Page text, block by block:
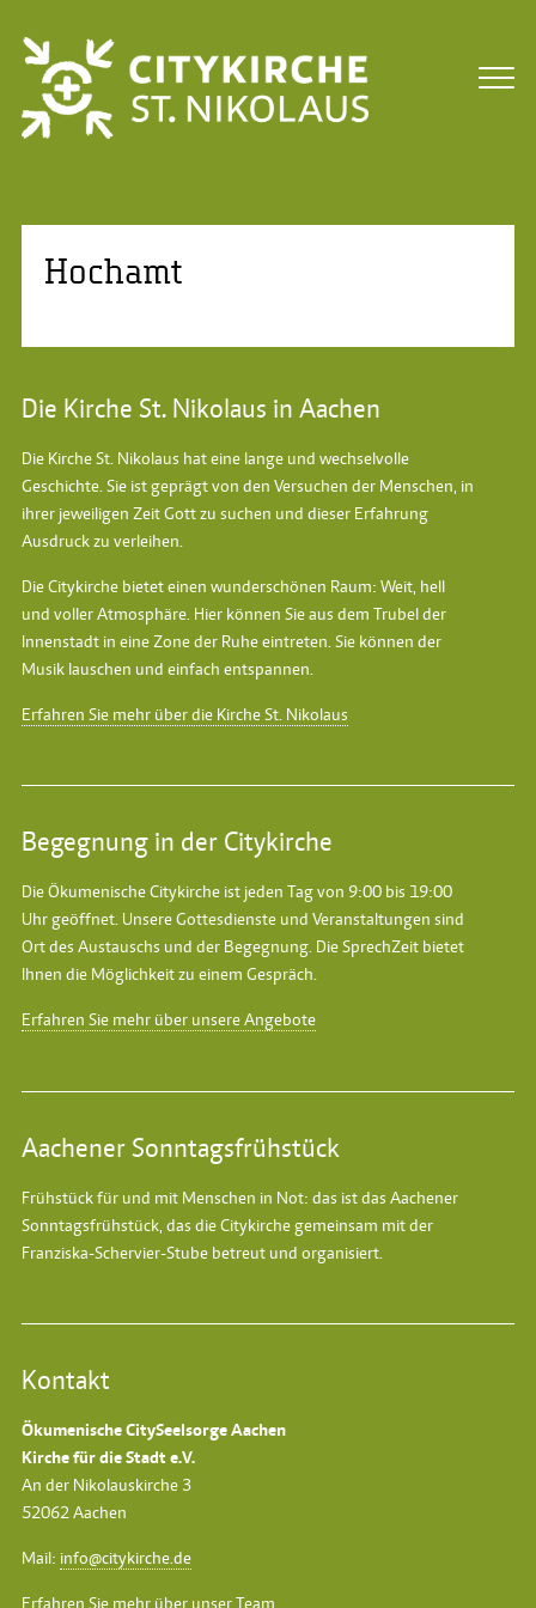
Hochamt
Die Kirche St. Nikolaus in Aachen
Die Kirche St. Nikolaus hat eine lange und wechselvolle
Geschichte. Sie ist geprägt von den Versuchen der Menschen, in
ihrer jeweiligen Zeit Gott zu suchen und dieser Erfahrung
Ausdruck zu verleihen.
Die Citykirche bietet einen wunderschönen Raum: Weit, hell
und voller Atmosphäre. Hier können Sie aus dem Trubel der
Innenstadt in eine Zone der Ruhe eintreten. Sie können der
Musik lauschen und einfach entspannen.
Erfahren Sie mehr über die Kirche St. Nikolaus
Begegnung in der Citykirche
Die Ökumenische Citykirche ist jeden Tag von 9:00 bis 19:00
Uhr geöffnet. Unsere Gottesdienste und Veranstaltungen sind
Ort des Austauschs und der Begegnung. Die SprechZeit bietet
Ihnen die Möglichkeit zu einem Gespräch.
Erfahren Sie mehr über unsere Angebote
Aachener Sonntagsfrühstück
Frühstück für und mit Menschen in Not: das ist das Aachener
Sonntagsfrühstück, das die Citykirche gemeinsam mit der
Franziska-Schervier-Stube betreut und organisiert.
Kontakt
Ökumenische CitySeelsorge Aachen
Kirche für die Stadt e.V.
An der Nikolauskirche 3
52062 Aachen
Mail: info@citykirche.de
Erfahren Sie mehr über unser Team